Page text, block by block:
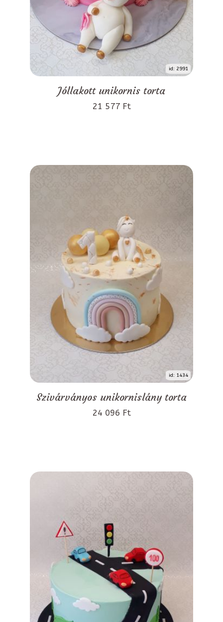
id: 2991
Jóllakott unikornis torta
21 577 Ft
id: 1434
Szivárványos unikornislány torta
24 096 Ft